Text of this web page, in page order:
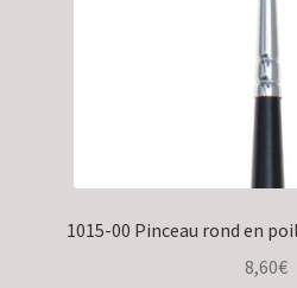
1015-00 Pinceau rond en
8,60€